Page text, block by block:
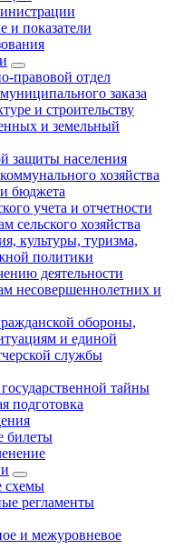
и показатели
правовой отдел
заказа
и строительству
и земельный
защиты населения
хозяйства
бюджета
учета и отчетности
сельского хозяйства
культуры, туризма,
политики
деятельности
несовершеннолетних и
обороны,
и единой
службы
тайны
подготовка
билеты
схемы
регламенты
и межуровневое